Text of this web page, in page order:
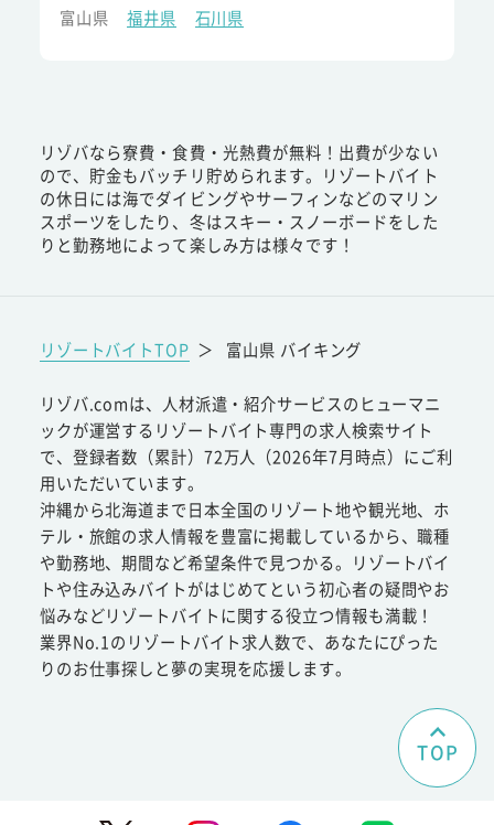
富山県
福井県 石川県
リゾバなら寮費・食費・光熱費が無料！出費が少ない
ので、貯金もバッチリ貯められます。リゾートバイト
の休日には海でダイビングやサーフィンなどのマリン
スポーツをしたり、冬はスキー・スノーボードをした
りと勤務地によって楽しみ方は様々です！
リゾートバイトTOP ＞ 富山県 バイキング
リゾバ.comは、人材派遣・紹介サービスのヒューマニ
ックが運営するリゾートバイト専門の求人検索サイト
で、登録者数（累計）72万人（2026年7月時点）にご利
用いただいています。
沖縄から北海道まで日本全国のリゾート地や観光地、ホ
テル・旅館の求人情報を豊富に掲載しているから、職種
や勤務地、期間など希望条件で見つかる。リゾートバイ
トや住み込みバイトがはじめてという初心者の疑問やお
悩みなどリゾートバイトに関する役立つ情報も満載！
業界No.1のリゾートバイト求人数で、あなたにぴった
りのお仕事探しと夢の実現を応援します。
TOP